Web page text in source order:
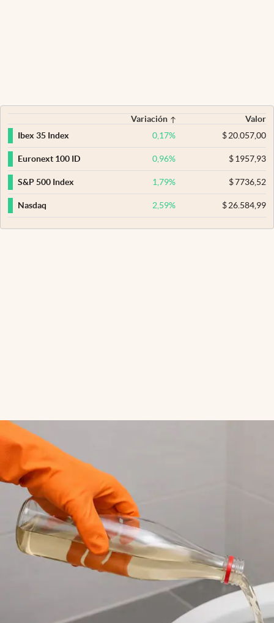
Variación
Valor
Ibex 35 Index
0,17% $20.057,00
Euronext 100 ID 0,96% $1957,93
S&P 500 Index 1,79% $7736,52
Nasdaq 2,59% $26.584,99